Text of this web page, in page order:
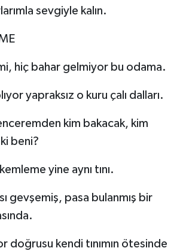
sevgiyle kalın.
hiç bahar gelmiyor bu odama.
yapraksız o kuru çalı dalları.
kim bakacak, kim
beni?
yine aynı tını.
gevşemiş, pasa bulanmış bir
doğrusu kendi tınımın ötesinde